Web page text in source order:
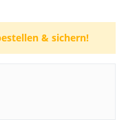
& sichern!